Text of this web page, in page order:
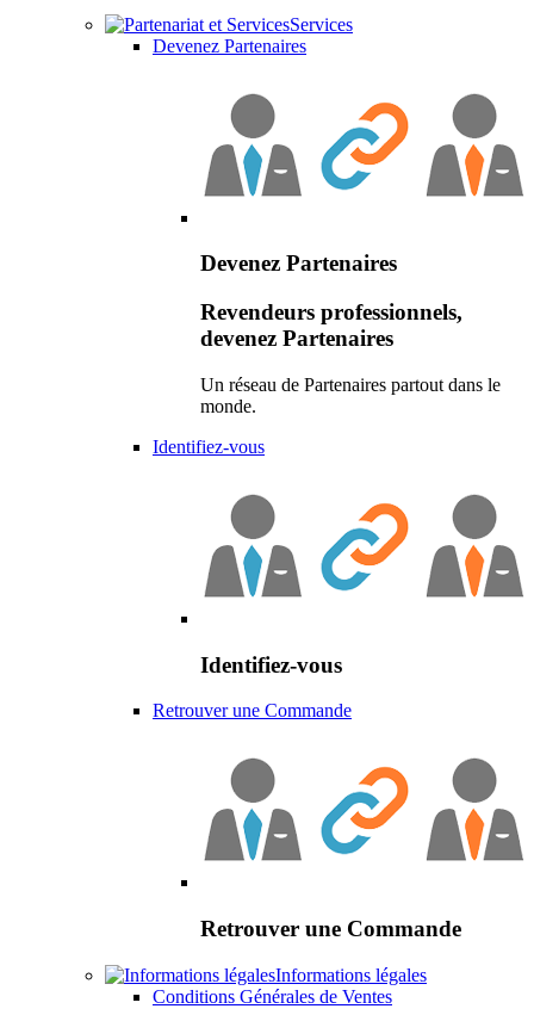
Services
Devenez Partenaires
Devenez Partenaires
Revendeurs professionnels,
devenez Partenaires
Un réseau de Partenaires partout dans le
monde.
Identifiez-vous
Identifiez-vous
Retrouver une Commande
Retrouver une Commande
Informations légales
Conditions Générales de Ventes